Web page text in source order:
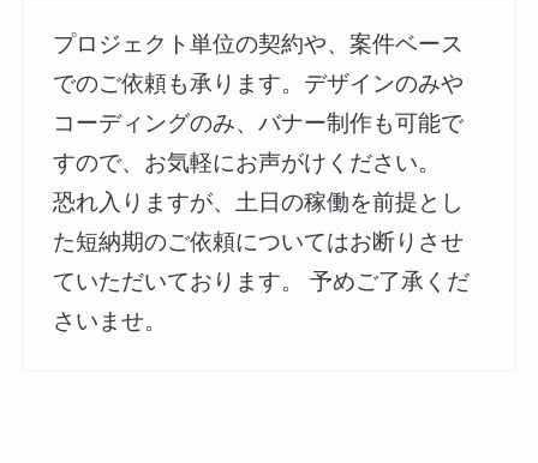
プロジェクト単位の契約や、案件ベース
でのご依頼も承ります。デザインのみや
コーディングのみ、バナー制作も可能で
すので、お気軽にお声がけください。
恐れ入りますが、土日の稼働を前提とし
た短納期のご依頼についてはお断りさせ
ていただいております。 予めご了承くだ
さいませ。